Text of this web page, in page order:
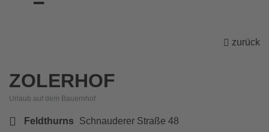
zurück
ZOLERHOF
Urlaub auf dem Bauernhof
Feldthurns Schnauderer Straße 48